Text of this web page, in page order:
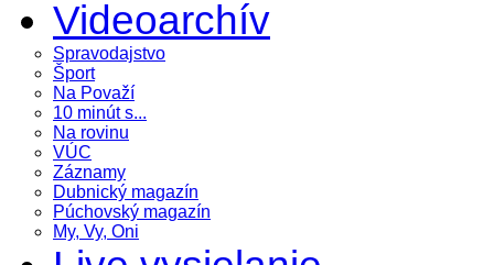
Videoarchív
Spravodajstvo
Šport
Na Považí
10 minút s...
Na rovinu
VÚC
Záznamy
Dubnický magazín
Púchovský magazín
My, Vy, Oni